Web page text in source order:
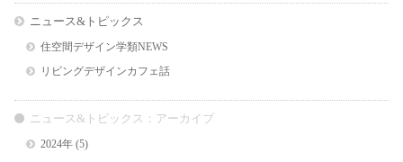
ニュース&トピックス
住空間デザイン学類NEWS
リビングデザインカフェ話
ニュース&トピックス：アーカイブ
2024年(5)